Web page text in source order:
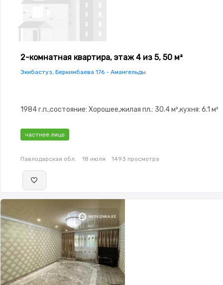
2-комнатная квартира, этаж 4 из 5, 50 м²
Экибастуз, Беркимбаева 176 - Амангельды
1984 г.п.,состояние: Хорошее,жилая пл.: 30.4 м²,кухня: 6.1 м²
частное лицо
Павлодарская обл. 18 июля 1493 просмотра